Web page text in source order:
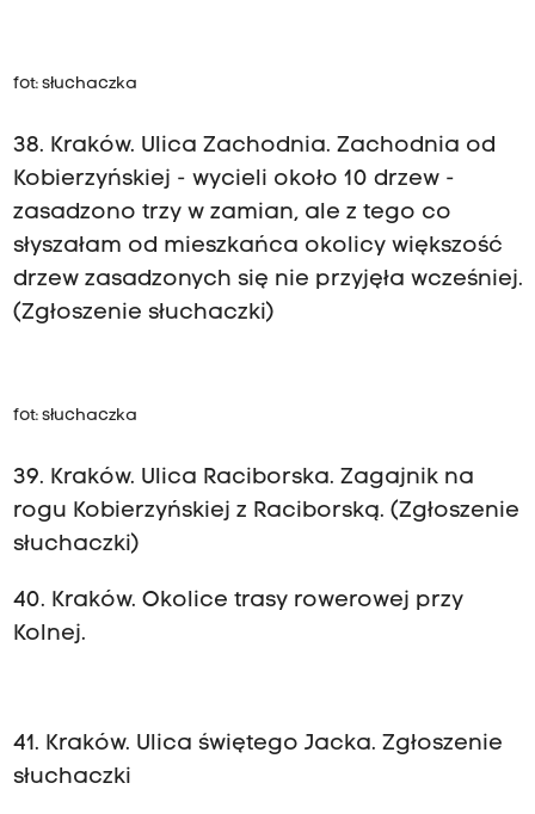
fot: słuchaczka
38. Kraków. Ulica Zachodnia. Zachodnia od
Kobierzyńskiej - wycieli około 10 drzew -
zasadzono trzy w zamian, ale z tego co
słyszałam od mieszkańca okolicy większość
drzew zasadzonych się nie przyjęła wcześniej.
(Zgłoszenie słuchaczki)
fot: słuchaczka
39. Kraków. Ulica Raciborska. Zagajnik na
rogu Kobierzyńskiej z Raciborską. (Zgłoszenie
słuchaczki)
40. Kraków. Okolice trasy rowerowej przy
Kolnej.
41. Kraków. Ulica świętego Jacka. Zgłoszenie
słuchaczki